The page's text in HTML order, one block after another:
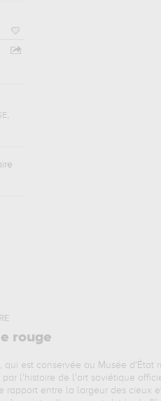
,
rouge
est conservée au Musée d'État
l'histoire de l'art soviétique
entre la largeur des cieux